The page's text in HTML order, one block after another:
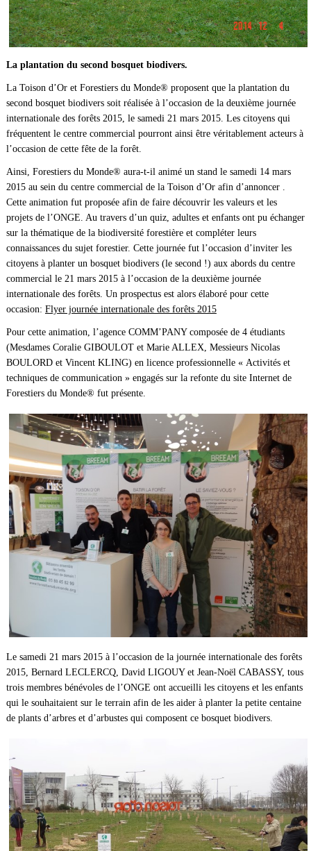
La plantation du second bosquet biodivers.
La Toison d’Or et Forestiers du Monde® proposent que la plantation du
second bosquet biodivers soit réalisée à l’occasion de la deuxième journée
internationale des forêts 2015, le samedi 21 mars 2015. Les citoyens qui
fréquentent le centre commercial pourront ainsi être véritablement acteurs à
l’occasion de cette fête de la forêt.
Ainsi, Forestiers du Monde® aura-t-il animé un stand le samedi 14 mars
2015 au sein du centre commercial de la Toison d’Or afin d’annoncer .
Cette animation fut proposée afin de faire découvrir les valeurs et les
projets de l’ONGE. Au travers d’un quiz, adultes et enfants ont pu échanger
sur la thématique de la biodiversité forestière et compléter leurs
connaissances du sujet forestier. Cette journée fut l’occasion d’inviter les
citoyens à planter un bosquet biodivers (le second !) aux abords du centre
commercial le 21 mars 2015 à l’occasion de la deuxième journée
internationale des forêts. Un prospectus est alors élaboré pour cette
occasion: Flyer journée internationale des forêts 2015
Pour cette animation, l’agence COMM’PANY composée de 4 étudiants
(Mesdames Coralie GIBOULOT et Marie ALLEX, Messieurs Nicolas
BOULORD et Vincent KLING) en licence professionnelle « Activités et
techniques de communication » engagés sur la refonte du site Internet de
Forestiers du Monde® fut présente.
Le samedi 21 mars 2015 à l’occasion de la journée internationale des forêts
2015, Bernard LECLERCQ, David LIGOUY et Jean-Noël CABASSY, tous
trois membres bénévoles de l’ONGE ont accueilli les citoyens et les enfants
qui le souhaitaient sur le terrain afin de les aider à planter la petite centaine
de plants d’arbres et d’arbustes qui composent ce bosquet biodivers.